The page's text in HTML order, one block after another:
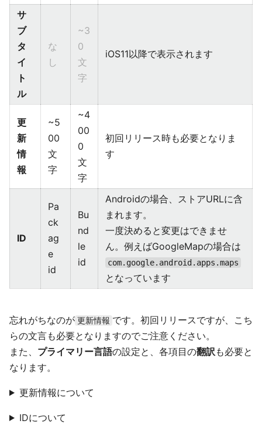
サ
ブ
タ
イ
ト
ル
な
し
~3
0
文
字
iOS11以降で表示されます
更
新
情
報
~5
00
文
字
~4
00
0
文
字
初回リリース時も必要となりま
す
ID
Pa
ck
ag
e
id
Bu
nd
le
id
Androidの場合、ストアURLに含
まれます。
一度決めると変更はできませ
ん。例えばGoogleMapの場合は
com.google.android.apps.maps
となっています
忘れがちなのが 更新情報 です。初回リリースですが、こち
らの文言も必要となりますのでご注意ください。
また、 プライマリー言語の設定と、各項目の翻訳も必要と
なります。
更新情報について
IDについて